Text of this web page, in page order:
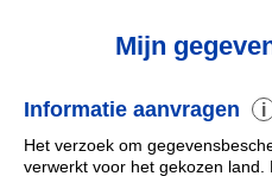
Mijn
Informatie aanvragen i
Het verzoek om
verwerkt voor het gekozen